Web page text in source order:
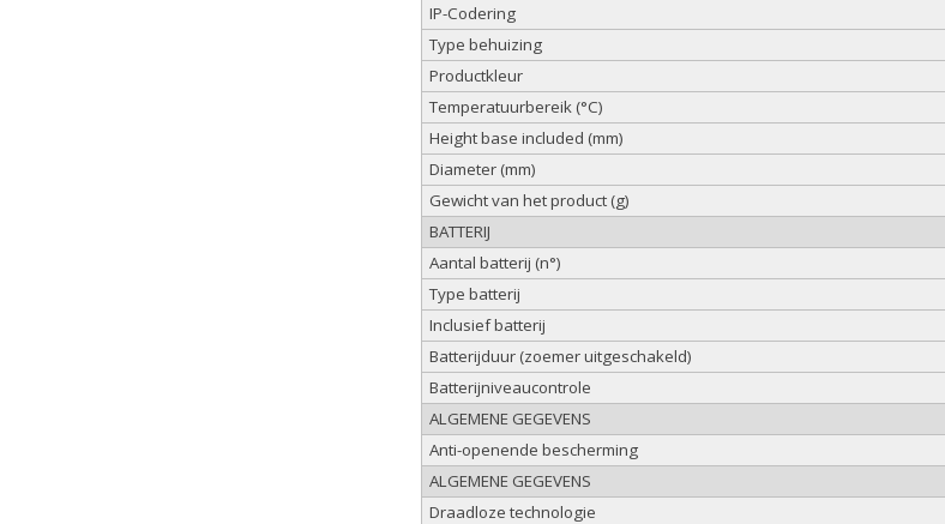
IP-Codering
Type behuizing
Productkleur
Temperatuurbereik (°C)
Height base included (mm)
Diameter (mm)
Gewicht van het product (g)
BATTERIJ
Aantal batterij (n°)
Type batterij
Inclusief batterij
Batterijduur (zoemer uitgeschakeld)
Batterijniveaucontrole
ALGEMENE GEGEVENS
Anti-openende bescherming
ALGEMENE GEGEVENS
Draadloze technologie